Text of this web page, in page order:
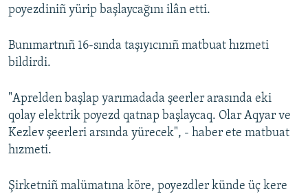
poyezdiniñ yürip başlaycağını ilân etti.
Bunımartnıñ 16-sında taşıyıcınıñ matbuat hızmeti
bildirdi.
"Aprelden başlap yarımadada şeerler arasında eki
qolay elektrik poyezd qatnap başlaycaq. Olar Aqyar ve
Kezlev şeerleri arsında yürecek", - haber ete matbuat
hızmeti.
Şirketniñ malümatına köre, poyezdler künde üç kere